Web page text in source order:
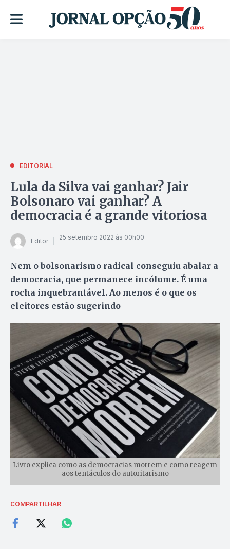
EDITORIAL
Lula da Silva vai ganhar? Jair
Bolsonaro vai ganhar? A
democracia é a grande vitoriosa
Editor 25 setembro 2022 às 00h00
Nem o bolsonarismo radical conseguiu abalar a
democracia, que permanece incólume. É uma
rocha inquebrantável. Ao menos é o que os
eleitores estão sugerindo
Livro explica como as democracias morrem e como reagem
aos tentáculos do autoritarismo
COMPARTILHAR